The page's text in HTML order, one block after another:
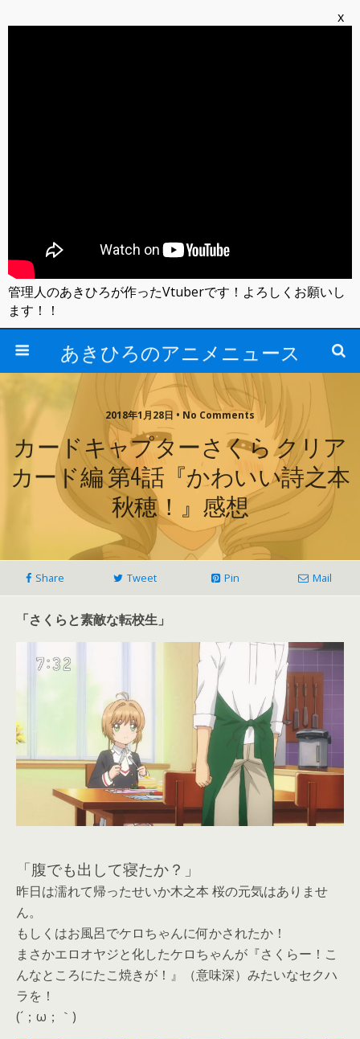
あきひろのアニメニュース
2018年1月28日 • No Comments
カードキャプターさくら クリア
カード編 第4話『かわいい詩之本
秋穂！』感想
Share Tweet Pin Mail
「さくらと素敵な転校生」
「腹でも出して寝たか？」
昨日は濡れて帰ったせいか木之本 桜の元気はありませ
ん。
もしくはお風呂でケロちゃんに何かされたか！
まさかエロオヤジと化したケロちゃんが『さくらー！こ
んなところにたこ焼きが！』（意味深）みたいなセクハ
ラを！
(´；ω；｀)
x
管理人のあきひろが作ったVtuberです！よろしくお願いし
ます！！